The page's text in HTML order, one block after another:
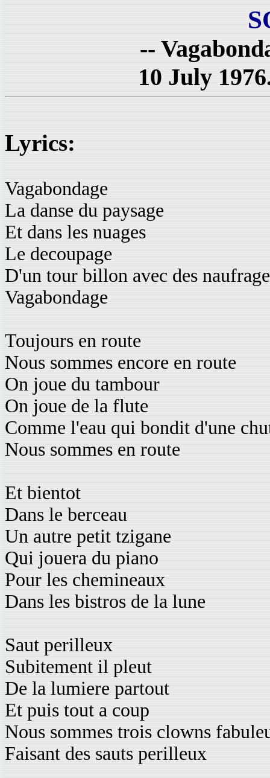
--
10 July
Lyrics:
Vagabondage
La danse du paysage
Et dans les nuages
Le decoupage
D'un tour billon avec des
Vagabondage
Toujours en route
Nous sommes encore en route
On joue du tambour
On joue de la flute
Comme l'eau qui bondit d'une
Nous sommes en route
Et bientot
Dans le berceau
Un autre petit tzigane
Qui jouera du piano
Pour les chemineaux
Dans les bistros de la lune
Saut perilleux
Subitement il pleut
De la lumiere partout
Et puis tout a coup
Nous sommes trois clowns
Faisant des sauts perilleux